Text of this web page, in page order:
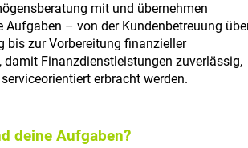
mit und übernehmen
Aufgaben – von der Kundenbetreuung
bis zur Vorbereitung finanzieller
damit Finanzdienstleistungen zuverlässig,
erbracht werden.
deine Aufgaben?